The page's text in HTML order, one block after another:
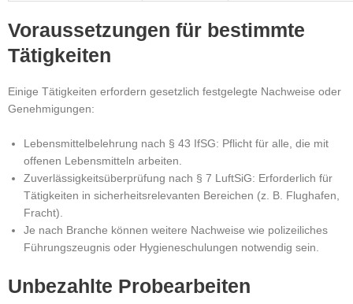
Voraussetzungen für bestimmte
Tätigkeiten
Einige Tätigkeiten erfordern gesetzlich festgelegte Nachweise oder
Genehmigungen:
Lebensmittelbelehrung nach § 43 IfSG: Pflicht für alle, die mit
offenen Lebensmitteln arbeiten.
Zuverlässigkeitsüberprüfung nach § 7 LuftSiG: Erforderlich für
Tätigkeiten in sicherheitsrelevanten Bereichen (z. B. Flughafen,
Fracht).
Je nach Branche können weitere Nachweise wie polizeiliches
Führungszeugnis oder Hygieneschulungen notwendig sein.
Unbezahlte Probearbeiten